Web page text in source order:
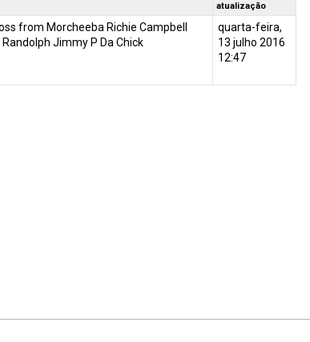
atualização
from Morcheeba Richie Campbell
Jimmy P Da Chick
quarta-feira,
13 julho 2016
12:47